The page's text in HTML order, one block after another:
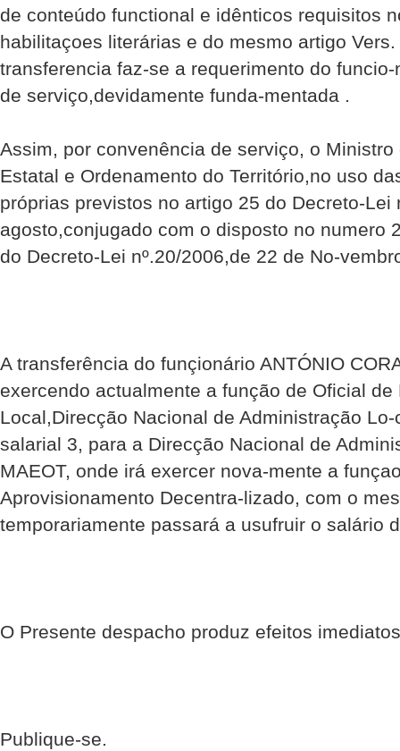
de conteúdo functional e idênticos requisitos
habilitaçoes literárias e do mesmo artigo
transferencia faz-se a requerimento do
de serviço,devidamente funda-mentada .
Assim, por convenência de serviço, o Ministro
Estatal e Ordenamento do Território,no uso
próprias previstos no artigo 25 do Decreto-Lei
agosto,conjugado com o disposto no numero
do Decreto-Lei nº.20/2006,de 22 de No-
A transferência do funçionário ANTÓNIO
exercendo actualmente a função de Oficial
Local,Direcção Nacional de Administração
salarial 3, para a Direcção Nacional de
MAEOT, onde irá exercer nova-mente a
Aprovisionamento Decentra-lizado, com o
temporariamente passará a usufruir o salário
O Presente despacho produz efeitos imediatos
Publique-se.